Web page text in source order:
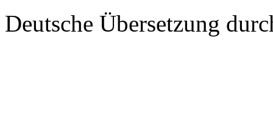
Deutsche Übersetzung